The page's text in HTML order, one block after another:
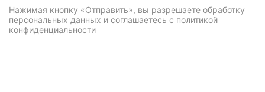
Нажимая кнопку «Отправить», вы разрешаете обработку
персональных данных и соглашаетесь с политикой
конфиденциальности